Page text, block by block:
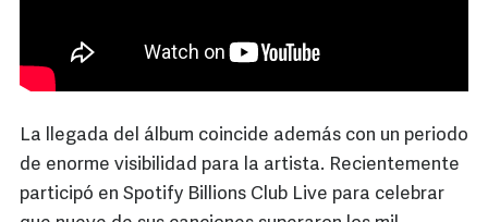
La llegada del álbum coincide además con un periodo
de enorme visibilidad para la artista. Recientemente
participó en Spotify Billions Club Live para celebrar